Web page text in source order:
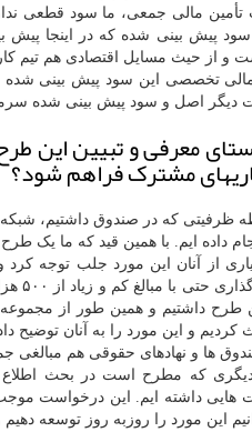
تأمین مالی جمعی، ما سود قطعی
پیش بینی شده که در اینجا پیش
و از حیث مسایل اقتصادی هم تیم
تخصصی این سود پیش بینی شده
دیگر اصل و سود پیش بینی شده
معرفی و تبیین این
مشترک فراهم شود؟
ظرفیتی که در صندوق داشتیم،
داده ایم. با همین قید که ما
از آنان این مورد جلب توجه
طرح داشتیم و همین طور از
و این مورد را به آنان توضیح
ها و نهادهای حقوقی هم
که مطرح است در بحث اطلاع
هایی داشته ایم. این درخواست موجب
این مورد را روزبه روز توسعه